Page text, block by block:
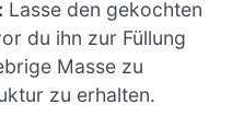
Lasse den gekochten
du ihn zur Füllung
Masse zu
zu erhalten.